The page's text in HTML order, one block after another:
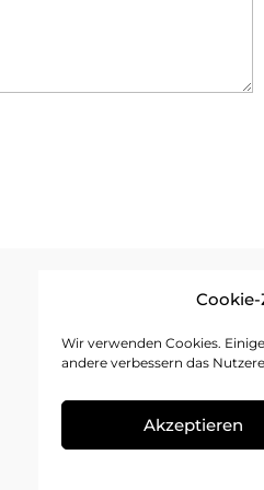
Wir verwenden Cookies.
andere verbessern das
Akzeptieren
Datenschutz